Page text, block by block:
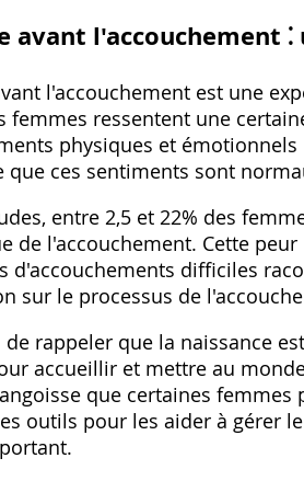
avant l'accouchement
l'accouchement est une
femmes ressentent une
physiques et
que ces sentiments sont
entre 2,5 et 22% des
de l'accouchement. Cette
d'accouchements difficiles
sur le processus de
de rappeler que la naissance
accueillir et mettre au
que certaines
outils pour les aider à gérer